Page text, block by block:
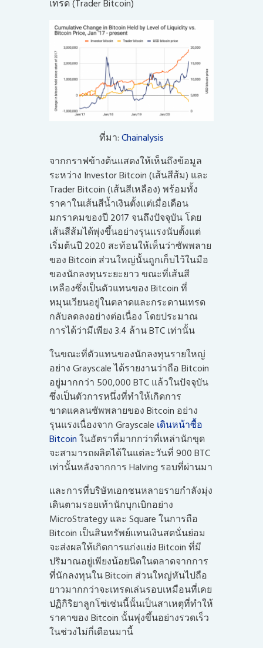
เทรด (Trader Bitcoin)
ที่มา:Chainalysis
จากกราฟข้างต้นแสดงให้เห็นถึงข้อมูล
ระหว่าง Investor Bitcoin (เส้นสีส้ม) และ
Trader Bitcoin (เส้นสีเหลือง) พร้อมทั้ง
ราคาในเส้นสีน้ำเงินตั้งแต่เมื่อเดือน
มกราคมของปี 2017 จนถึงปัจจุบัน โดย
เส้นสีส้มได้พุ่งขึ้นอย่างรุนแรงนับตั้งแต่
เริ่มต้นปี 2020 สะท้อนให้เห็นว่าซัพพลาย
ของ Bitcoin ส่วนใหญ่นั้นถูกเก็บไว้ในมือ
ของนักลงทุนระยะยาว ขณะที่เส้นสี
เหลืองซึ่งเป็นตัวแทนของ Bitcoin ที่
หมุนเวียนอยู่ในตลาดและกระดานเทรด
กลับลดลงอย่างต่อเนื่อง โดยประมาณ
การได้ว่ามีเพียง 3.4 ล้าน BTC เท่านั้น
ในขณะที่ตัวแทนของนักลงทุนรายใหญ่
อย่าง Grayscale ได้รายงานว่าถือ Bitcoin
อยู่มากกว่า 500,000 BTC แล้วในปัจจุบัน
ซึ่งเป็นตัวการหนึ่งที่ทำให้เกิดการ
ขาดแคลนซัพพลายของ Bitcoin อย่าง
รุนแรงเนื่องจาก Grayscale เดินหน้าซื้อ
Bitcoinในอัตราที่มากกว่าที่เหล่านักขุด
จะสามารถผลิตได้ในแต่ละวันที่ 900 BTC
เท่านั้นหลังจากการ Halving รอบที่ผ่านมา
และการที่บริษัทเอกชนหลายรายกำลังมุ่ง
เดินตามรอยเท้านักบุกเบิกอย่าง
MicroStrategy และ Square ในการถือ
Bitcoin เป็นสินทรัพย์แทนเงินสดนั่นย่อม
จะส่งผลให้เกิดการแก่งแย่ง Bitcoin ที่มี
ปริมาณอยู่เพียงน้อยนิดในตลาดจากการ
ที่นักลงทุนใน Bitcoin ส่วนใหญ่หันไปถือ
ยาวมากกว่าจะเทรดเล่นรอบเหมือนที่เคย
ปฏิกิริยาลูกโซ่เช่นนี้นั้นเป็นสาเหตุที่ทำให้
ราคาของ Bitcoin นั้นพุ่งขึ้นอย่างรวดเร็ว
ในช่วงไม่กี่เดือนมานี้